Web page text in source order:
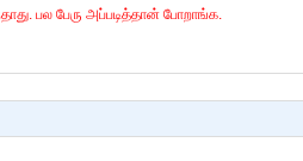
பல பேரு அப்படித்தான் போறாங்க.